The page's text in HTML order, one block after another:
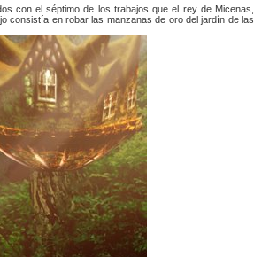
con el séptimo de los trabajos que el rey de Micenas,
consistía en robar las manzanas de oro del jardín de las